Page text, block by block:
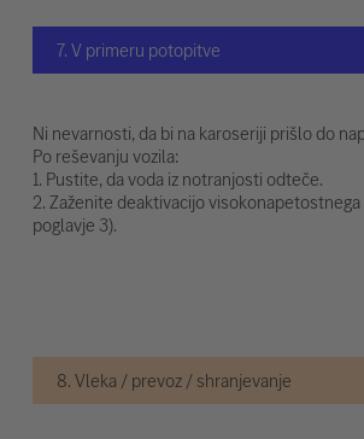
7. V primeru potopitve
Ni nevarnosti, da bi na karoseriji prišlo do
Po reševanju vozila:
1. Pustite, da voda iz notranjosti odteče.
2. Zaženite deaktivacijo
poglavje 3).
8. Vleka / prevoz / shranjevanje